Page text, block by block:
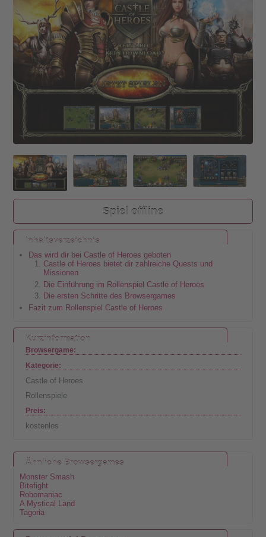
Spiel offline
Inhaltsverzeichnis
Das wird dir bei Castle of Heroes geboten
Castle of Heroes bietet dir zahlreiche Quests und
Missionen
Die Einführung im Rollenspiel Castle of Heroes
Die ersten Schritte des Browsergames
Fazit zum Rollenspiel Castle of Heroes
Kurzinformation
Browsergame:
Kategorie:
Castle of Heroes
Rollenspiele
Preis:
kostenlos
Ähnliche Browsergames
Monster Smash
Bitefight
Robomaniac
A Mystical Land
Tagoria